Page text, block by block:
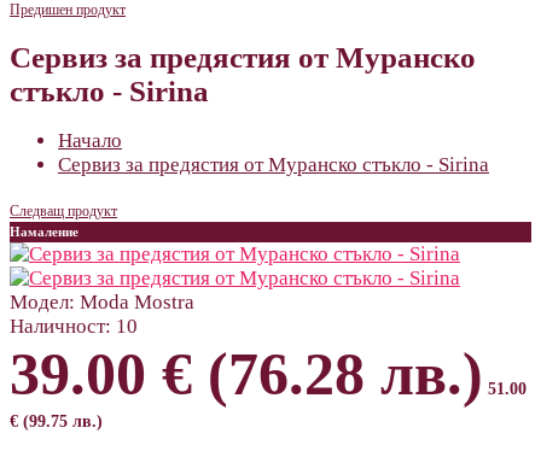
Предишен продукт
Сервиз за предястия от Муранско
стъкло - Sirina
Начало
Сервиз за предястия от Муранско стъкло - Sirina
Следващ продукт
Намаление
Модел: Moda Mostra
Наличност: 10
39.00 € (76.28 лв.) 51.00
€ (99.75 лв.)